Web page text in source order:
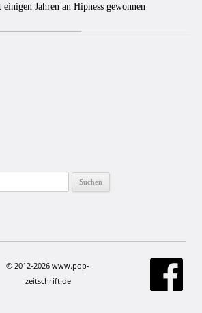
einigen Jahren an Hipness gewonnen
© 2012-2026 www.pop-
zeitschrift.de